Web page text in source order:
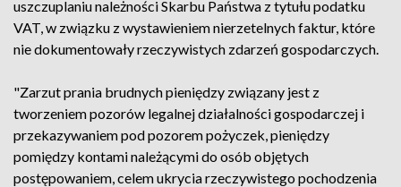
uszczuplaniu należności Skarbu Państwa z tytułu podatku
VAT, w związku z wystawieniem nierzetelnych faktur, które
nie dokumentowały rzeczywistych zdarzeń gospodarczych.
"Zarzut prania brudnych pieniędzy związany jest z
tworzeniem pozorów legalnej działalności gospodarczej i
przekazywaniem pod pozorem pożyczek, pieniędzy
pomiędzy kontami należącymi do osób objętych
postępowaniem, celem ukrycia rzeczywistego pochodzenia